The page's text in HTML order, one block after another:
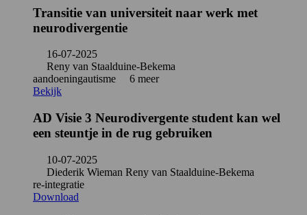
Transitie van universiteit naar werk met
neurodivergentie
16-07-2025
Reny van Staalduine-Bekema
aandoeningautisme
6 meer
Bekijk
AD Visie 3 Neurodivergente student kan wel
een steuntje in de rug gebruiken
10-07-2025
Diederik Wieman Reny van Staalduine-Bekema
re-integratie
Download